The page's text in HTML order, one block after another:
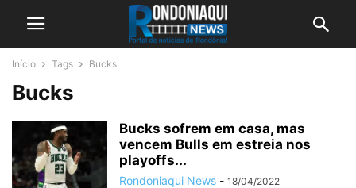
Início Tags Bucks
Bucks
Bucks sofrem em casa, mas
vencem Bulls em estreia nos
playoffs...
Rondoniaqui News - 18/04/2022